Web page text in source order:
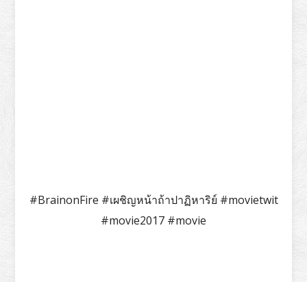
#BrainonFire #เผชิญหน้าถ้าปาฏิหาริย์ #movietwit
#movie2017 #movie